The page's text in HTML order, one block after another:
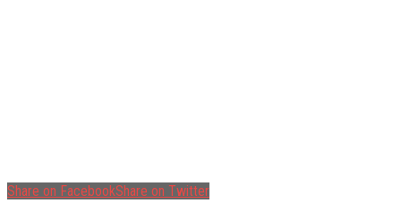
Share on FacebookShare on Twitter